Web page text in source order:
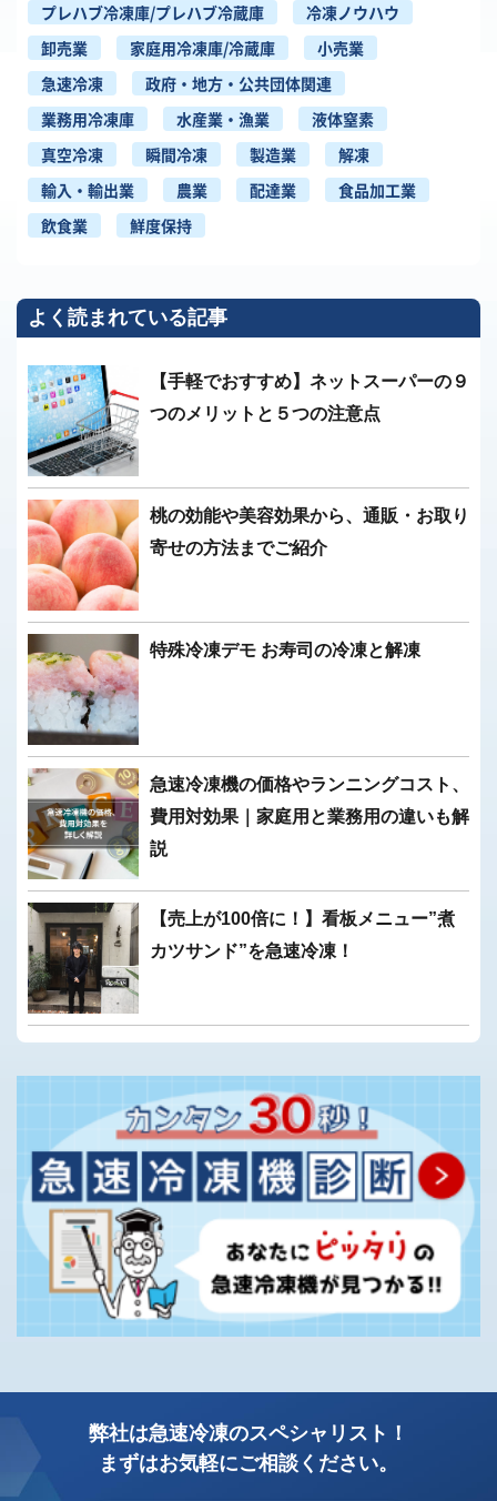
プレハブ冷凍庫/プレハブ冷蔵庫
冷凍ノウハウ
卸売業
家庭用冷凍庫/冷蔵庫
小売業
急速冷凍
政府・地方・公共団体関連
業務用冷凍庫
水産業・漁業
液体窒素
真空冷凍
瞬間冷凍 製造業
解凍
輸入・輸出業
農業 配達業
食品加工業
飲食業
鮮度保持
よく読まれている記事
【手軽でおすすめ】ネットスーパーの９
つのメリットと５つの注意点
桃の効能や美容効果から、通販・お取り
寄せの方法までご紹介
特殊冷凍デモ お寿司の冷凍と解凍
急速冷凍機の価格やランニングコスト、
費用対効果｜家庭用と業務用の違いも解
説
【売上が100倍に！】看板メニュー”煮
カツサンド”を急速冷凍！
弊社は急速冷凍のスペシャリスト！
まずはお気軽にご相談ください。